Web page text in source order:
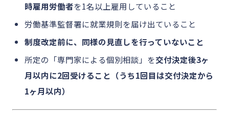
時雇用労働者を1名以上雇用していること
労働基準監督署に就業規則を届け出ていること
制度改定前に、同様の見直しを行っていないこと
所定の「専門家による個別相談」を交付決定後3ヶ
月以内に2回受けること（うち1回目は交付決定から
1ヶ月以内）